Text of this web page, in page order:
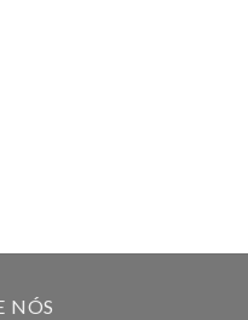
NÓS